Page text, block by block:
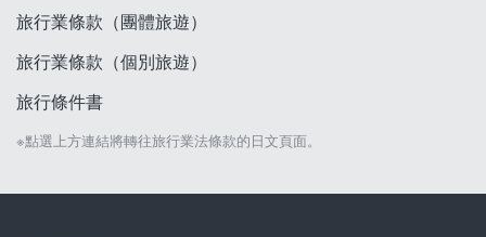
旅行業條款（團體旅遊）
旅行業條款（個別旅遊）
旅行條件書
※點選上方連結將轉往旅行業法條款的日文頁面。